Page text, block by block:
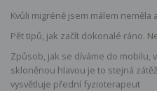
Kvůli migréně jsem málem neměla
Pět tipů, jak začít dokonalé ráno.
Způsob, jak se díváme do mobilu,
skloněnou hlavou je to stejná
vysvětluje přední fyzioterapeut